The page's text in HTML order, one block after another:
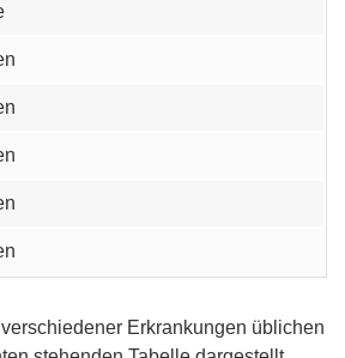
Erkrankungen üblichen